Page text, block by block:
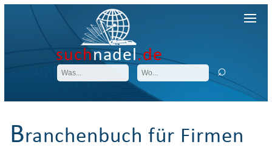
suchnadel.de
Branchenbuch für Firmen